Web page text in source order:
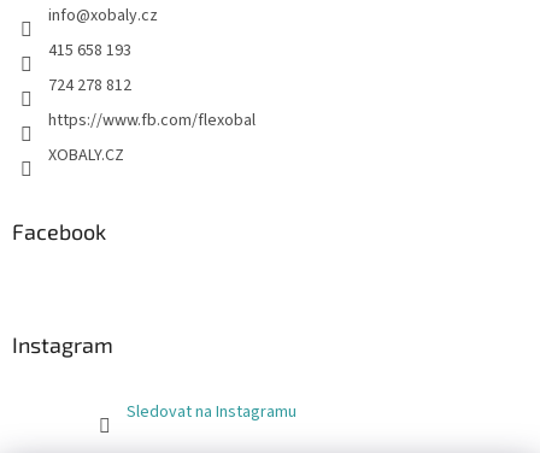
info@xobaly.cz
415 658 193
724 278 812
https://www.fb.com/flexobal
XOBALY.CZ
Facebook
Instagram
Sledovat na Instagramu